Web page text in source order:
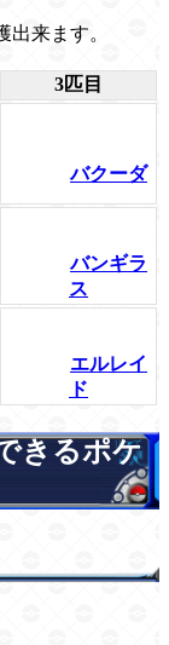
来ます。
3匹目
バクーダ
バンギラ
ス
エルレイ
ド
きるポケ